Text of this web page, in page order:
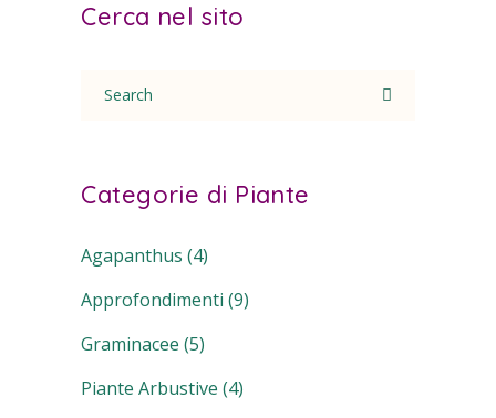
Cerca nel sito
for:
Categorie di Piante
Agapanthus (4)
Approfondimenti (9)
Graminacee (5)
Piante Arbustive (4)